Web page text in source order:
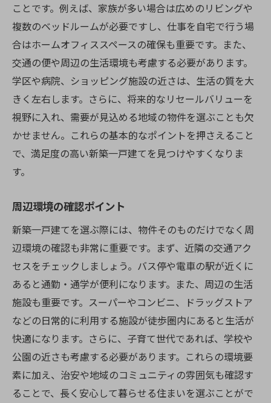
自然豊かな環境の魅力
地元のコミュニティへの参加
新築一戸建てを沖縄で建てる際の土地選びのコ
ツ
理想のロケーションを見つける
土地の法律と規制の確認
地盤調査の重要性
土地の形状とサイズの考慮
沖縄での理想の新築一戸建てを実現するための
具体的なステップ
初期計画とビジョンの設定
詳細設計の進め方
施工会社の選定
工事のスケジュール管理
完成後のフォローアップ
沖縄で新築一戸建てを建てる際に知っておくべ
き設計のポイント
ことです。例えば、家族が多い場合は広めのリビングや
複数のベッドルームが必要ですし、仕事を自宅で行う場
合はホームオフィススペースの確保も重要です。また、
交通の便や周辺の生活環境も考慮する必要があります。
学区や病院、ショッピング施設の近さは、生活の質を大
きく左右します。さらに、将来的なリセールバリューを
視野に入れ、需要が見込める地域の物件を選ぶことも欠
かせません。これらの基本的なポイントを押さえること
で、満足度の高い新築一戸建てを見つけやすくなりま
す。
周辺環境の確認ポイント
新築一戸建てを選ぶ際には、物件そのものだけでなく周
辺環境の確認も非常に重要です。まず、近隣の交通アク
セスをチェックしましょう。バス停や電車の駅が近くに
あると通勤・通学が便利になります。また、周辺の生活
施設も重要です。スーパーやコンビニ、ドラッグストア
などの日常的に利用する施設が徒歩圏内にあると生活が
快適になります。さらに、子育て世代であれば、学校や
公園の近さも考慮する必要があります。これらの環境要
素に加え、治安や地域のコミュニティの雰囲気も確認す
ることで、長く安心して暮らせる住まいを選ぶことがで